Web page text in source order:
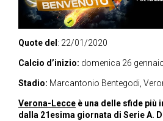
Quote del : 22/01/2020
Calcio d’inizio: domenica 26
Stadio: Marcantonio Bentegodi,
Verona-Lecce è una delle sfide più
dalla 21esima giornata di Serie A.